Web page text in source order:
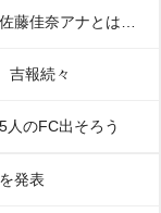
藤佳奈アナとは…
吉報続々
人のFC出そろう
発表